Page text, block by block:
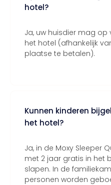
hotel?
Ja, uw huisdier mag
het hotel (afhankelijk
plaatse te betalen).
Kunnen kinderen
het hotel?
Ja, in de Moxy Sleeper
met 2 jaar gratis in het
slapen. In de
personen worden